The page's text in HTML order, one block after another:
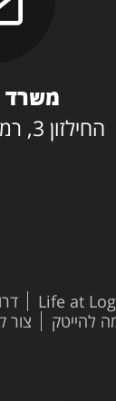
משרד
החילזון 3, רמת גן 5252267
Life at
צור